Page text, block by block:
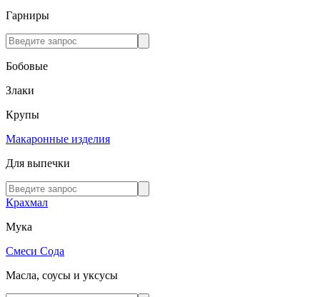
Гарниры
Бобовые
Злаки
Крупы
Макаронные изделия
Для выпечки
Крахмал
Мука
Смеси Сода
Масла, соусы и уксусы